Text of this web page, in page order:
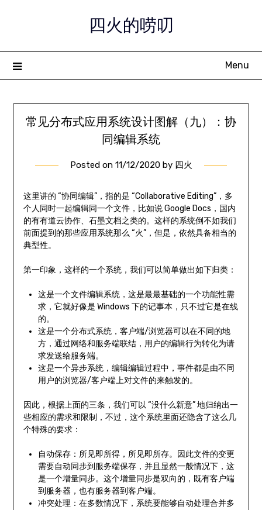
四火的唠叨
Menu
常见分布式应用系统设计图解（九）：协
同编辑系统
Posted on 11/12/2020by 四火
这里讲的 “协同编辑”，指的是 “Collaborative Editing”，多
个人同时一起编辑同一个文件，比如说 Google Docs，国内
的有有道云协作、石墨文档之类的。这样的系统倒不如我们
前面提到的那些应用系统那么 “火”，但是，依然具备相当的
典型性。
第一印象，这样的一个系统，我们可以简单做出如下归类：
这是一个文件编辑系统，这是最最基础的一个功能性需
求，它就好像是 Windows 下的记事本，只不过它是在线
的。
这是一个分布式系统，客户端/浏览器可以在不同的地
方，通过网络和服务端联结，用户的编辑行为转化为请
求发送给服务端。
这是一个异步系统，编辑编辑过程中，事件都是由不同
用户的浏览器/客户端上对文件的来触发的。
因此，根据上面的三条，我们可以 “没什么新意” 地归纳出一
些相应的需求和限制，不过，这个系统里面还隐含了这么几
个特殊的要求：
自动保存：所见即所得，所见即所存。因此文件的变更
需要自动同步到服务端保存，并且显然一般情况下，这
是一个增量同步。这个增量同步是双向的，既有客户端
到服务器，也有服务器到客户端。
冲突处理：在多数情况下，系统要能够自动处理合并多